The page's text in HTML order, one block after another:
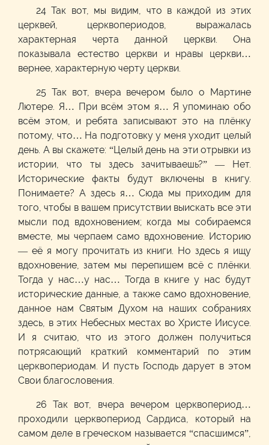
24 Так вот, мы видим, что в каждой из этих
церквей, церквопериодов, выражалась
характерная черта данной церкви. Она
показывала естество церкви и нравы церкви…
вернее, характерную черту церкви.
25 Так вот, вчера вечером было о Мартине
Лютере. Я… При всём этом я… Я упоминаю обо
всём этом, и ребята записывают это на плёнку
потому, что… На подготовку у меня уходит целый
день. А вы скажете: “Целый день на эти отрывки из
истории, что ты здесь зачитываешь?” — Нет.
Исторические факты будут включены в книгу.
Понимаете? А здесь я… Сюда мы приходим для
того, чтобы в вашем присутствии выискать все эти
мысли под вдохновением; когда мы собираемся
вместе, мы черпаем само вдохновение. Историю
— её я могу прочитать из книги. Но здесь я ищу
вдохновение, затем мы перепишем всё с плёнки.
Тогда у нас…у нас… Тогда в книге у нас будут
исторические данные, а также само вдохновение,
данное нам Святым Духом на наших собраниях
здесь, в этих Небесных местах во Христе Иисусе.
И я считаю, что из этого должен получиться
потрясающий краткий комментарий по этим
церквопериодам. И пусть Господь дарует в этом
Свои благословения.
26 Так вот, вчера вечером церквопериод…
проходили церквопериод Сардиса, который на
самом деле в греческом называется “спасшимся”,